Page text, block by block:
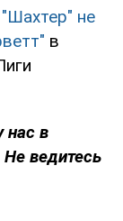
"Шахтер" не
в
нас в
Не ведитесь